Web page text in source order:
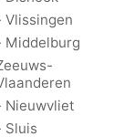
Vlissingen
Middelburg
Nieuwvliet
Sluis